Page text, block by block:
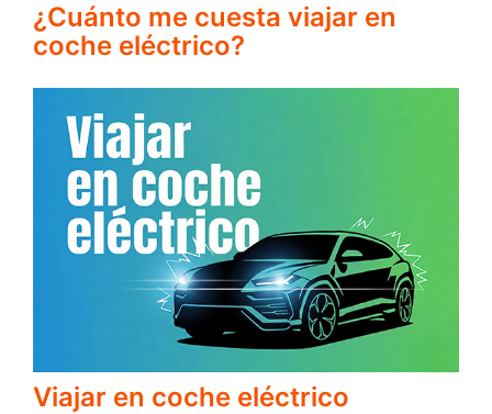
¿Cuánto me cuesta viajar en
coche eléctrico?
Viajar en coche eléctrico